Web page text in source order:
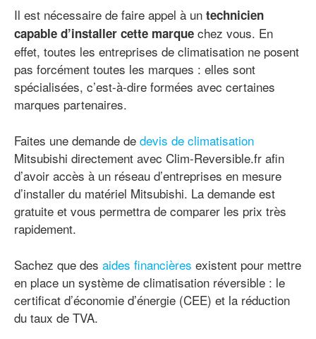
Il est nécessaire de faire appel à un technicien
capable d’installer cette marque chez vous. En
effet, toutes les entreprises de climatisation ne posent
pas forcément toutes les marques : elles sont
spécialisées, c’est-à-dire formées avec certaines
marques partenaires.
Faites une demande de devis de climatisation
Mitsubishi directement avec Clim-Reversible.fr afin
d’avoir accès à un réseau d’entreprises en mesure
d’installer du matériel Mitsubishi. La demande est
gratuite et vous permettra de comparer les prix très
rapidement.
Sachez que des aides financières existent pour mettre
en place un système de climatisation réversible : le
certificat d’économie d’énergie (CEE) et la réduction
du taux de TVA.